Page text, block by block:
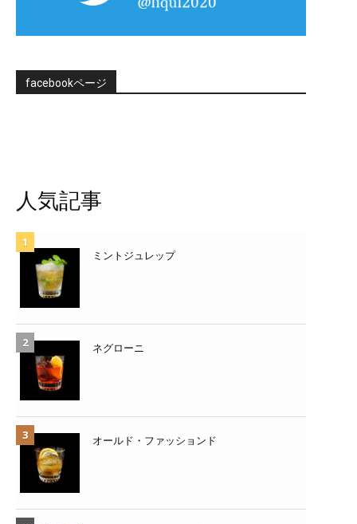
facebookページ
人気記事
ミントジュレップ
ネグローニ
オールド・ファッションド